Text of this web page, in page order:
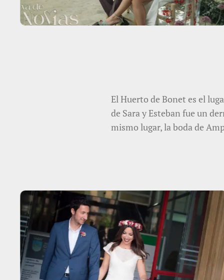
El Huerto de Bonet es el
de Sara y Esteban fue un
mismo lugar, la boda de